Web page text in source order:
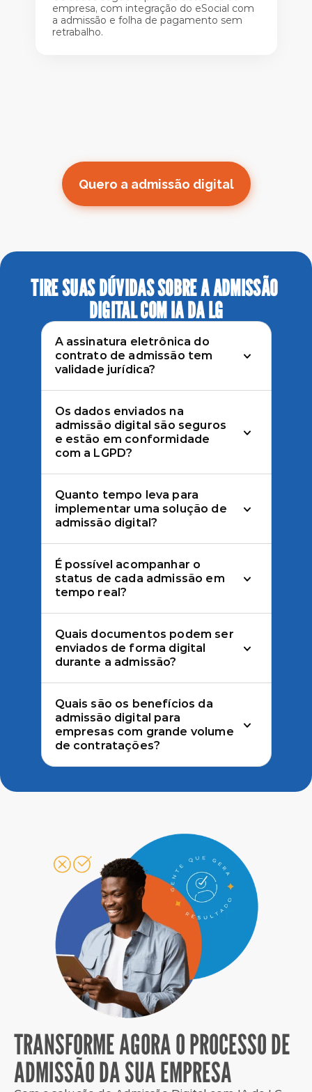
empresa, com integração do eSocial com
a admissão e folha de pagamento sem
retrabalho.
Quero a admissão digital
TIRE SUAS DÚVIDAS SOBRE A ADMISSÃO
DIGITAL COM IA DA LG
A assinatura eletrônica do
contrato de admissão tem
validade jurídica?
Os dados enviados na
admissão digital são seguros
e estão em conformidade
com a LGPD?
Quanto tempo leva para
implementar uma solução de
admissão digital?
É possível acompanhar o
status de cada admissão em
tempo real?
Quais documentos podem ser
enviados de forma digital
durante a admissão?
Quais são os benefícios da
admissão digital para
empresas com grande volume
de contratações?
TRANSFORME AGORA O PROCESSO DE
ADMISSÃO DA SUA EMPRESA